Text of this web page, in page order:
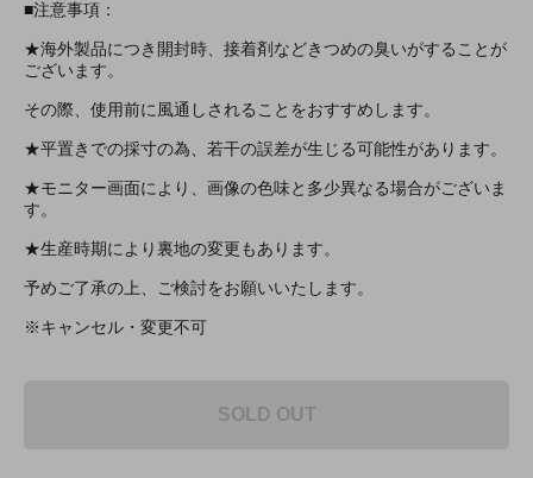
■注意事項：
★海外製品につき開封時、接着剤などきつめの臭いがすることが
ございます。
その際、使用前に風通しされることをおすすめします。
★平置きでの採寸の為、若干の誤差が生じる可能性があります。
★モニター画面により、画像の色味と多少異なる場合がございま
す。
★生産時期により裏地の変更もあります。
予めご了承の上、ご検討をお願いいたします。
※キャンセル・変更不可
SOLD OUT